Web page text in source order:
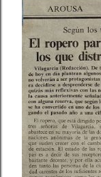
r
a
d
a
s